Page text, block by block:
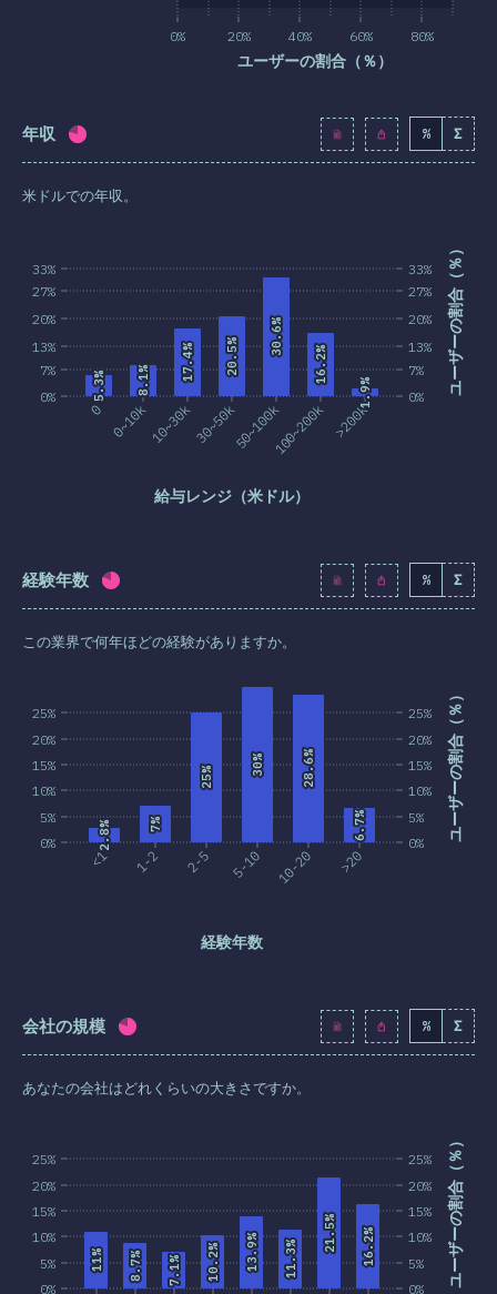
0% 20% 40% 60% 80%
ユーザーの割合（％）
年収 回答記入率： % Σ
米ドルでの年収。
0%
7%
13%
20%
27%
33% ユーザーの割合（％）
0 0~10k10~30k30~50k50~100k100~200k >200k
給与レンジ（米ドル）
0%
7%
13%
20%
27%
33%
5.3%
5.3% 8.1%
8.1% 17.4%
17.4% 20.5%
20.5% 30.6%
30.6%
16.2%
16.2%
1.9%
1.9%
経験年数 回答記入率： ) % Σ
この業界で何年ほどの経験がありますか。
0%
5%
10%
15%
20%
25% ユーザーの割合（％）
<1 1-2 2-5 5-10 10-20 >20
経験年数
0%
5%
10%
15%
20%
25%
2.8%
2.8% 7%
7%
25%
25%
30%
30% 28.6%
28.6%
6.7%
6.7%
会社の規模 回答記入率： 9131) % Σ
あなたの会社はどれくらいの大きさですか。
0%
5%
10%
15%
20%
25% ユーザーの割合（％）
0%
5%
10%
15%
20%
25%
11%
11% 8.7%
8.7% 7.1%
7.1% 10.2%
10.2% 13.9%
13.9% 11.3%
11.3%
21.5%
21.5% 16.2%
16.2%